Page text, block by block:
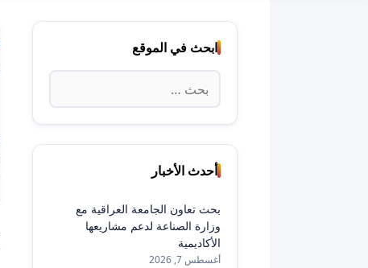
ابحث في الموقع
البحث
عن:
أحدث الأخبار
بحث تعاون الجامعة العراقية مع
وزارة الصناعة لدعم مشاريعها
الأكاديمية
أغسطس 7, 2026